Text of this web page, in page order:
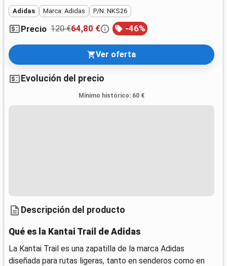
Adidas Marca: Adidas P/N: NKS26
Precio 120 €64,80 € -46%
Ver oferta
Evolución del precio
Mínimo histórico: 60 €
Descripción del producto
Qué es la Kantai Trail de Adidas
La Kantai Trail es una zapatilla de la marca Adidas
diseñada para rutas ligeras, tanto en senderos como en